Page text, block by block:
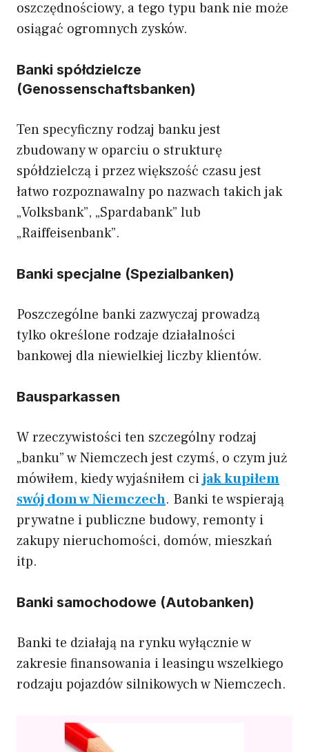
oszczędnościowy, a tego typu bank nie może
osiągać ogromnych zysków.
Banki spółdzielcze
(Genossenschaftsbanken)
Ten specyficzny rodzaj banku jest
zbudowany w oparciu o strukturę
spółdzielczą i przez większość czasu jest
łatwo rozpoznawalny po nazwach takich jak
„Volksbank”, „Spardabank” lub
„Raiffeisenbank”.
Banki specjalne (Spezialbanken)
Poszczególne banki zazwyczaj prowadzą
tylko określone rodzaje działalności
bankowej dla niewielkiej liczby klientów.
Bausparkassen
W rzeczywistości ten szczególny rodzaj
„banku” w Niemczech jest czymś, o czym już
mówiłem, kiedy wyjaśniłem cijak kupiłem
swój dom w Niemczech. Banki te wspierają
prywatne i publiczne budowy, remonty i
zakupy nieruchomości, domów, mieszkań
itp.
Banki samochodowe (Autobanken)
Banki te działają na rynku wyłącznie w
zakresie finansowania i leasingu wszelkiego
rodzaju pojazdów silnikowych w Niemczech.